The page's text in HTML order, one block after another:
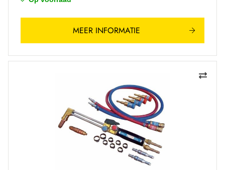
MEER INFORMATIE